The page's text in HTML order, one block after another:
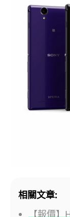
相關文章:
【報價】